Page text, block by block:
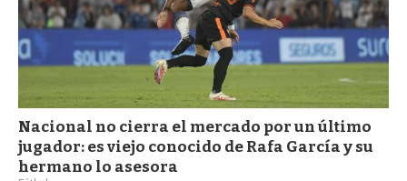
Nacional no cierra el mercado por un último
jugador: es viejo conocido de Rafa García y su
hermano lo asesora